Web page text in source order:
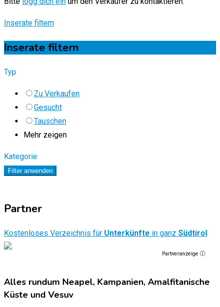
Inserate filtern
Inserate filtern
Typ
Zu Verkaufen
Gesucht
Tauschen
Mehr zeigen
Kategorie
Filter anwenden
Partner
Kostenloses Verzeichnis für Unterkünfte in ganz Südtirol
Partneranzeige ⓘ
Alles rundum Neapel, Kampanien, Amalfitanische
Küste und Vesuv